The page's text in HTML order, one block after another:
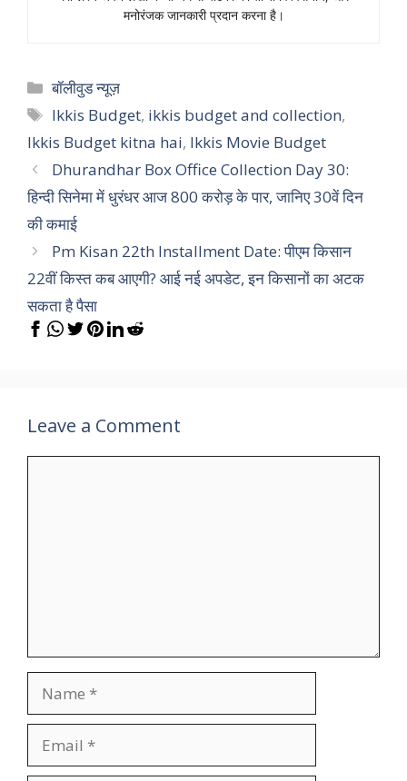
मनोरंजक जानकारी प्रदान करना है।
Categories
बॉलीवुड न्यूज़
Tags
Ikkis Budget, ikkis budget and collection,
Ikkis Budget kitna hai, Ikkis Movie Budget
Dhurandhar Box Office Collection Day 30:
हिन्दी सिनेमा में धुरंधर आज 800 करोड़ के पार, जानिए 30वें दिन
की कमाई
Pm Kisan 22th Installment Date: पीएम किसान
22वीं किस्त कब आएगी? आई नई अपडेट, इन किसानों का अटक
सकता है पैसा
Leave a Comment